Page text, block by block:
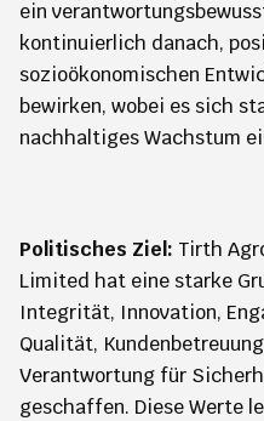
ein
kontinuierlich danach,
sozioökonomischen
bewirken, wobei es sich
nachhaltiges Wachstum
Politisches Ziel: Tirth
Limited hat eine starke
Integrität, Innovation,
Qualität,
Verantwortung für
geschaffen. Diese Werte